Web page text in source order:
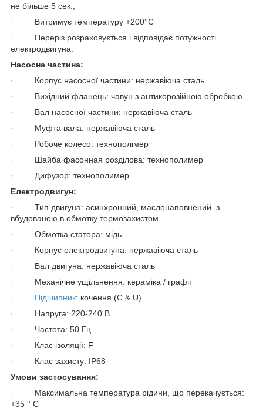
не більше 5 сек.,
· Витримує температуру +200°C
· Переріз розраховується і відповідає потужності
електродвигуна.
Насосна частина:
· Корпус насосної частини: нержавіюча сталь
· Вихідний фланець: чавун з антикорозійною обробкою
· Вал насосної частини: нержавіюча сталь
· Муфта вала: нержавіюча сталь
· Робоче колесо: технополімер
· Шайба фасонная розділова: технополимер
· Дифузор: технополимер
Електродвигун:
· Тип двигуна: асинхронний, маслонаповнений, з
вбудованою в обмотку термозахистом
· Обмотка статора: мідь
· Корпус електродвигуна: нержавіюча сталь
· Вал двигуна: нержавіюча сталь
· Механічне ущільнення: кераміка / графіт
· Підшипник: кочення (C & U)
· Напруга: 220-240 В
· Частота: 50 Гц
· Клас ізоляції: F
· Клас захисту: IP68
Умови застосування:
· Максимальна температура рідини, що перекачується:
+35 ° C